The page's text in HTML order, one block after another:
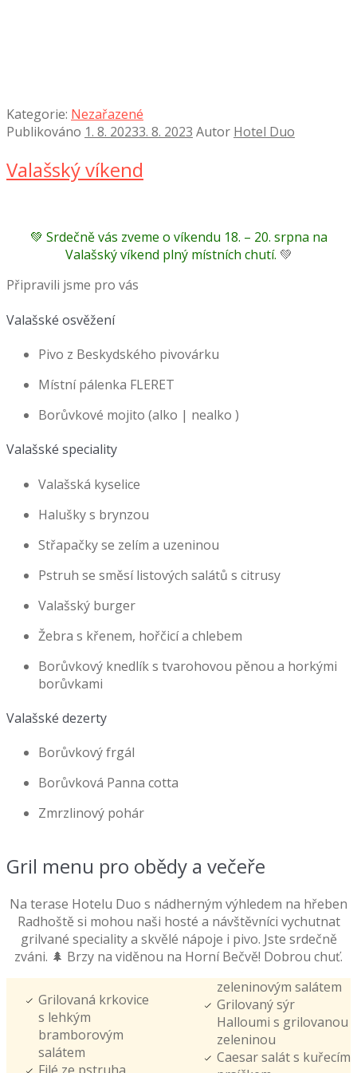
Kategorie: Nezařazené
Publikováno 1. 8. 20233. 8. 2023 Autor Hotel Duo
Valašský víkend
💚 Srdečně vás zveme o víkendu 18. – 20. srpna na
Valašský víkend plný místních chutí. 💚
Připravili jsme pro vás
Valašské osvěžení
Pivo z Beskydského pivovárku
Místní pálenka FLERET
Borůvkové mojito (alko | nealko )
Valašské speciality
Valašská kyselice
Halušky s brynzou
Střapačky se zelím a uzeninou
Pstruh se směsí listových salátů s citrusy
Valašský burger
Žebra s křenem, hořčicí a chlebem
Borůvkový knedlík s tvarohovou pěnou a horkými
borůvkami
Valašské dezerty
Borůvkový frgál
Borůvková Panna cotta
Zmrzlinový pohár
Gril menu pro obědy a večeře
Na terase Hotelu Duo s nádherným výhledem na hřeben
Radhoště si mohou naši hosté a návštěvníci vychutnat
grilvané speciality a skvělé nápoje i pivo. Jste srdečně
zváni. 🌲 Brzy na viděnou na Horní Bečvě! Dobrou chuť.
Grilovaná krkovice
s lehkým
bramborovým
salátem
zeleninovým salátem
Grilovaný sýr
Halloumi s grilovanou
zeleninou
Caesar salát s kuřecím